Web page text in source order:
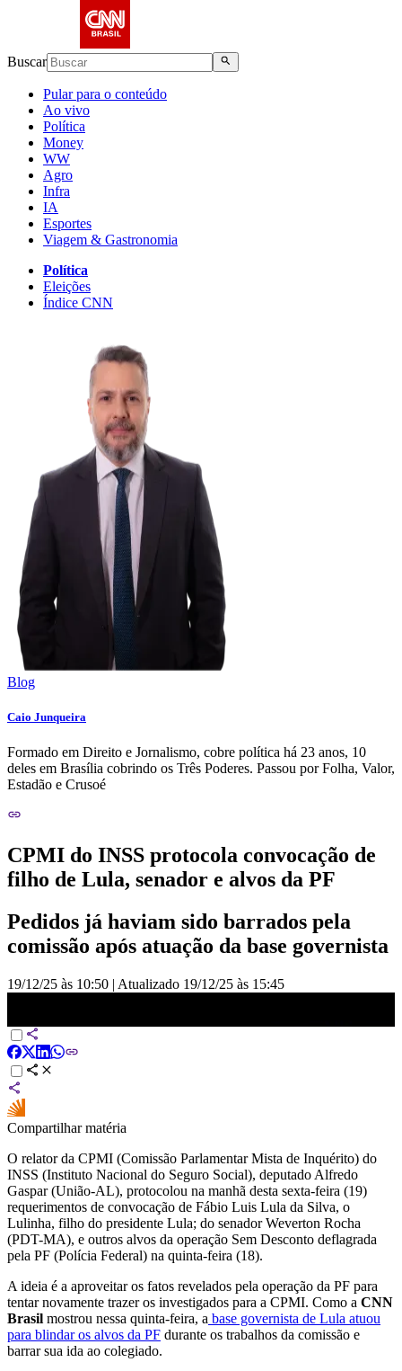
Buscar
Pular para o conteúdo
Ao vivo
Política
Money
WW
Agro
Infra
IA
Esportes
Viagem & Gastronomia
Política
Eleições
Índice CNN
Blog
Caio Junqueira
Formado em Direito e Jornalismo, cobre política há 23 anos, 10
deles em Brasília cobrindo os Três Poderes. Passou por Folha, Valor,
Estadão e Crusoé
CPMI do INSS protocola convocação de
filho de Lula, senador e alvos da PF
Pedidos já haviam sido barrados pela
comissão após atuação da base governista
19/12/25 às 10:50 | Atualizado 19/12/25 às 15:45
Compartilhar matéria
O relator da CPMI (Comissão Parlamentar Mista de Inquérito) do
INSS (Instituto Nacional do Seguro Social), deputado Alfredo
Gaspar (União-AL), protocolou na manhã desta sexta-feira (19)
requerimentos de convocação de Fábio Luis Lula da Silva, o
Lulinha, filho do presidente Lula; do senador Weverton Rocha
(PDT-MA), e outros alvos da operação Sem Desconto deflagrada
pela PF (Polícia Federal) na quinta-feira (18).
A ideia é a aproveitar os fatos revelados pela operação da PF para
tentar novamente trazer os investigados para a CPMI. Como a CNN
Brasil mostrou nessa quinta-feira, a base governista de Lula atuou
para blindar os alvos da PF durante os trabalhos da comissão e
barrar sua ida ao colegiado.